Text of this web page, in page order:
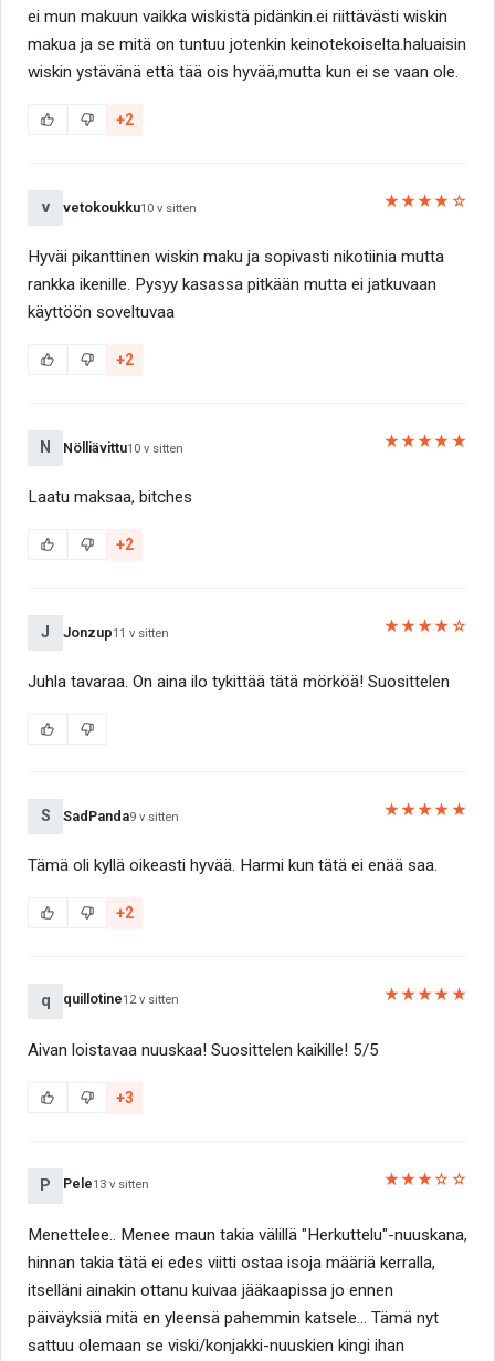
ei mun makuun vaikka wiskistä pidänkin.ei riittävästi wiskin
makua ja se mitä on tuntuu jotenkin keinotekoiselta.haluaisin
wiskin ystävänä että tää ois hyvää,mutta kun ei se vaan ole.
+2
v vetokoukku10 v sitten ★★★★☆
Hyväi pikanttinen wiskin maku ja sopivasti nikotiinia mutta
rankka ikenille. Pysyy kasassa pitkään mutta ei jatkuvaan
käyttöön soveltuvaa
+2
N Nölliävittu10 v sitten ★★★★★
Laatu maksaa, bitches
+2
J Jonzup11 v sitten ★★★★☆
Juhla tavaraa. On aina ilo tykittää tätä mörköä! Suosittelen
S SadPanda9 v sitten ★★★★★
Tämä oli kyllä oikeasti hyvää. Harmi kun tätä ei enää saa.
+2
q quillotine12 v sitten ★★★★★
Aivan loistavaa nuuskaa! Suosittelen kaikille! 5/5
+3
P Pele13 v sitten ★★★☆☆
Menettelee.. Menee maun takia välillä "Herkuttelu"-nuuskana,
hinnan takia tätä ei edes viitti ostaa isoja määriä kerralla,
itselläni ainakin ottanu kuivaa jääkaapissa jo ennen
päiväyksiä mitä en yleensä pahemmin katsele... Tämä nyt
sattuu olemaan se viski/konjakki-nuuskien kingi ihan